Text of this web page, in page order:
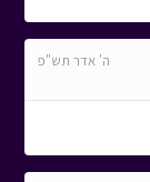
ה' אדר תש"פ